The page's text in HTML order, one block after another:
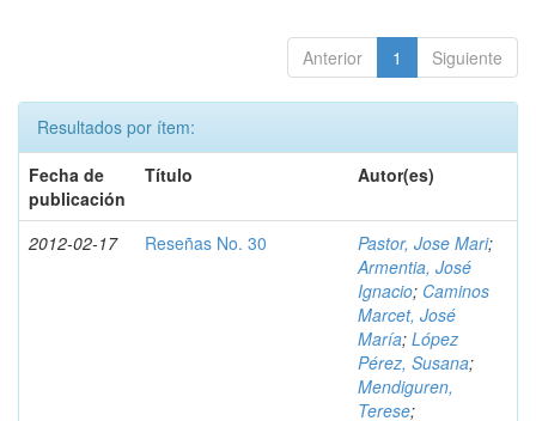
Anterior 1 Siguiente
Resultados por ítem:
Fecha de
publicación
Título Autor(es)
2012-02-17 Reseñas No. 30 Pastor, Jose Mari;
Armentia, José
Ignacio; Caminos
Marcet, José
María; López
Pérez, Susana;
Mendiguren,
Terese;